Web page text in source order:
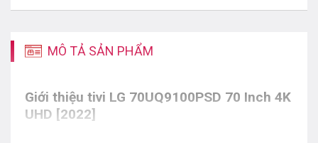
MÔ TẢ SẢN PHẨM
Giới thiệu tivi LG 70UQ9100PSD 70 Inch 4K
UHD [2022]